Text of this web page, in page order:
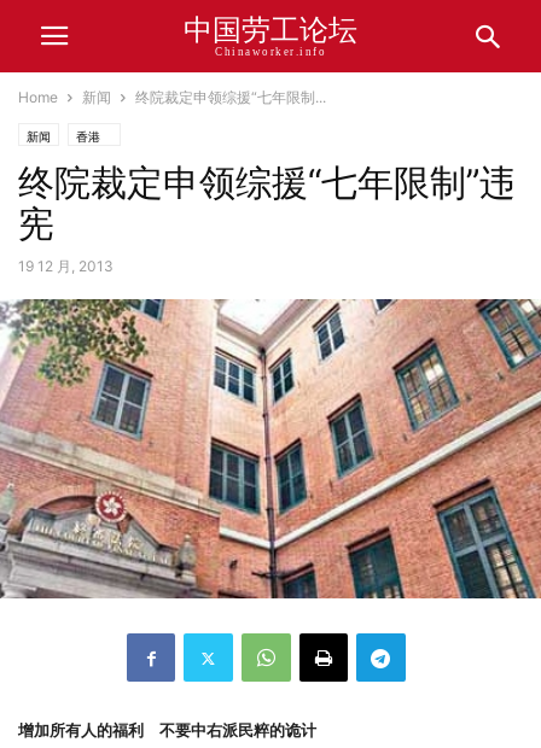
中国劳工论坛
Chinaworker.info
Home 新闻 终院裁定申领综援“七年限制...
新闻 香港
终院裁定申领综援“七年限制”违
宪
19 12 月, 2013
增加所有人的福利 不要中右派民粹的诡计